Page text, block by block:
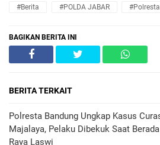
#Berita #POLDA JABAR
BAGIKAN BERITA INI
BERITA TERKAIT
Polresta Bandung Ungkap Kasus
Majalaya, Pelaku Dibekuk Saat
Raya Laswi